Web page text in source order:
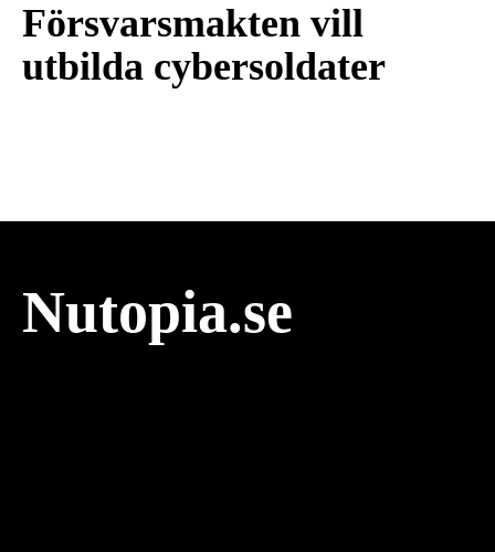
Försvarsmakten vill
utbilda cybersoldater
Nutopia.se